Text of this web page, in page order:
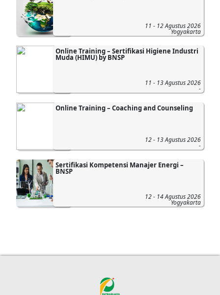
11 - 12 Agustus 2026
Yogyakarta
Online Training – Sertifikasi Higiene Industri
Muda (HIMU) by BNSP
11 - 13 Agustus 2026
-
Online Training – Coaching and Counseling
12 - 13 Agustus 2026
-
Sertifikasi Kompetensi Manajer Energi –
BNSP
12 - 14 Agustus 2026
Yogyakarta